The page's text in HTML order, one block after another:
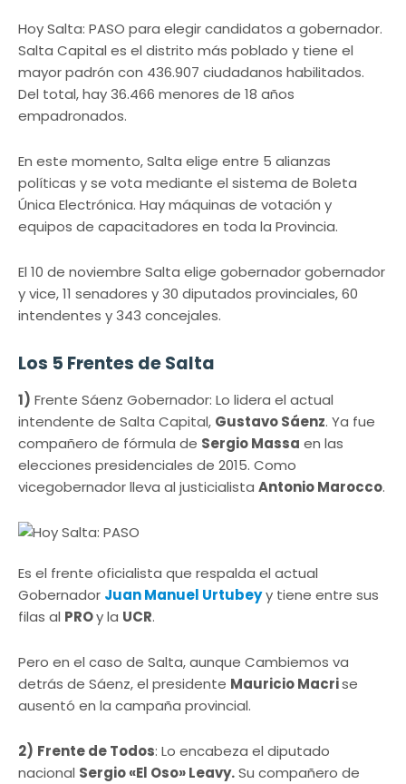
Hoy Salta: PASO para elegir candidatos a gobernador.
Salta Capital es el distrito más poblado y tiene el
mayor padrón con 436.907 ciudadanos habilitados.
Del total, hay 36.466 menores de 18 años
empadronados.
En este momento, Salta elige entre 5 alianzas
políticas y se vota mediante el sistema de Boleta
Única Electrónica. Hay máquinas de votación y
equipos de capacitadores en toda la Provincia.
El 10 de noviembre Salta elige gobernador gobernador
y vice, 11 senadores y 30 diputados provinciales, 60
intendentes y 343 concejales.
Los 5 Frentes de Salta
1) Frente Sáenz Gobernador: Lo lidera el actual
intendente de Salta Capital, Gustavo Sáenz. Ya fue
compañero de fórmula de Sergio Massa en las
elecciones presidenciales de 2015. Como
vicegobernador lleva al justicialista Antonio Marocco.
Es el frente oficialista que respalda el actual
Gobernador Juan Manuel Urtubeyy tiene entre sus
filas al PROy la UCR.
Pero en el caso de Salta, aunque Cambiemos va
detrás de Sáenz, el presidente Mauricio Macrise
ausentó en la campaña provincial.
2) Frente de Todos: Lo encabeza el diputado
nacional Sergio «El Oso» Leavy.Su compañero de